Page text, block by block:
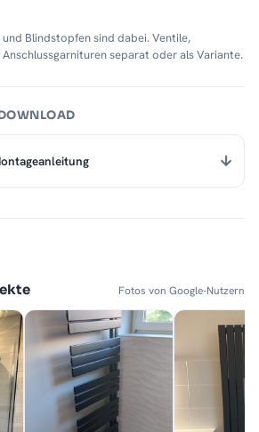
Blindstopfen sind dabei. Ventile,
separat oder als Variante.
Fotos von Google-Nutzern